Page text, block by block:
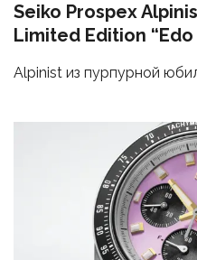
Seiko Prospex
Limited Edition “Edo
Alpinist из пурпурной